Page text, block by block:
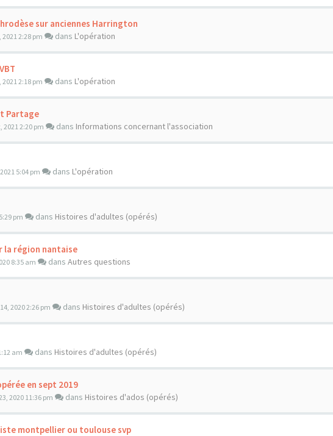
sur anciennes Harrington
2:28 pm dans L'opération
2:18 pm dans L'opération
Partage
2021 2:20 pm dans Informations concernant l'association
5:04 pm dans L'opération
pm dans Histoires d'adultes (opérés)
la région nantaise
8:35 am dans Autres questions
2020 2:26 pm dans Histoires d'adultes (opérés)
am dans Histoires d'adultes (opérés)
en sept 2019
2020 11:36 pm dans Histoires d'ados (opérés)
montpellier ou toulouse svp